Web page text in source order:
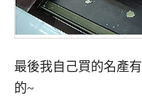
最後我自己買的名產有
的~